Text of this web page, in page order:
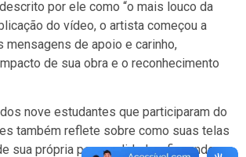
por ele como “o mais louco da
do vídeo, o artista começou a
mensagens de apoio e carinho,
de sua obra e o reconhecimento
nove estudantes que participaram do
também reflete sobre como suas telas
sua própria personalidade, afirmando